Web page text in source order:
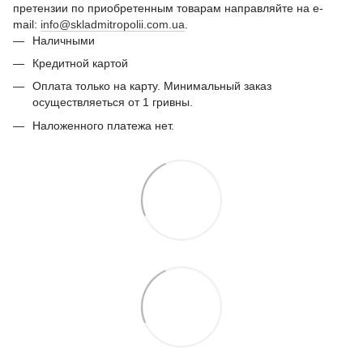
претензии по приобретенным товарам направляйте на e-
mail: info@skladmitropolii.com.ua
Наличными
Кредитной картой
Оплата только на карту. Минимальный заказ
осуществляеться от 1 гривны.
Наложенного платежа нет.